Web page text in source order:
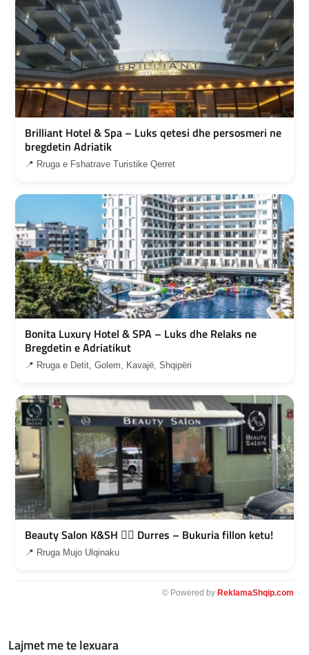
Brilliant Hotel & Spa – Luks qetesi dhe persosmeri ne
bregdetin Adriatik
📍 Rruga e Fshatrave Turistike Qerret
Bonita Luxury Hotel & SPA – Luks dhe Relaks ne
Bregdetin e Adriatikut
📍 Rruga e Detit, Golem, Kavajë, Shqipëri
Beauty Salon K&SH 💇‍♀️ Durres – Bukuria fillon ketu!
📍 Rruga Mujo Ulqinaku
© Powered by ReklamaShqip.com
Lajmet me te lexuara